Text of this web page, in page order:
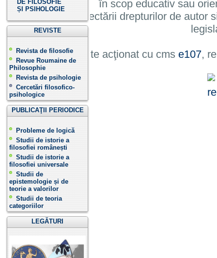
DE FILOSOFIE
ȘI PSIHOLOGIE
REVISTE
Revista de filosofie
Revue Roumaine de
Philosophie
Revista de psihologie
Cercetări filosofico-
psihologice
PUBLICAŢII PERIODICE
Probleme de logică
Studii de istorie a
filosofiei românești
Studii de istorie a
filosofiei universale
Studii de
epistemologie și de
teorie a valorilor
Studii de teoria
categoriilor
LEGĂTURI
în scop educativ sau
cu condiția respectării drepturilor de autor
Site acţionat cu cms e107,